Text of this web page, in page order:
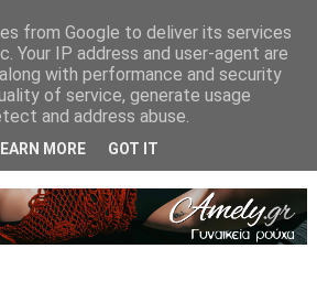
from Google to deliver its services
Your IP address and user-agent are
with performance and security
of service, generate usage
and address abuse.
MORE GOT IT